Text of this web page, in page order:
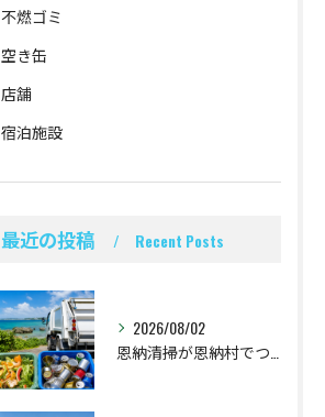
不燃ゴミ
空き缶
店舗
宿泊施設
最近の投稿 Recent Posts
2026/08/02